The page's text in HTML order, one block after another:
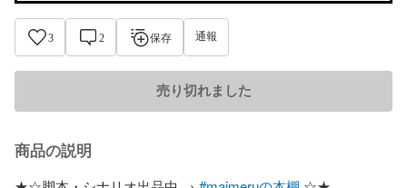
3 2 保存 通報
売り切れました
商品の説明